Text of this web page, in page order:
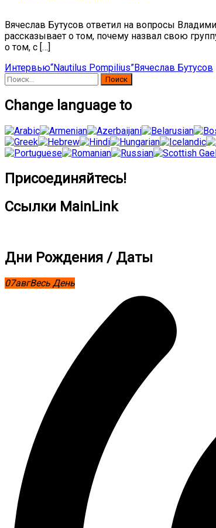
Вячеслав Бутусов ответил на вопросы
рассказывает о том, почему назвал свою
о том, с […]
Интервью“Nautilus Pompilius”Вячеслав Бутусов
Найти:
Change language to
Присоединяйтесь!
Ссылки MainLink
Дни Рождения / Даты
07авгВесь День